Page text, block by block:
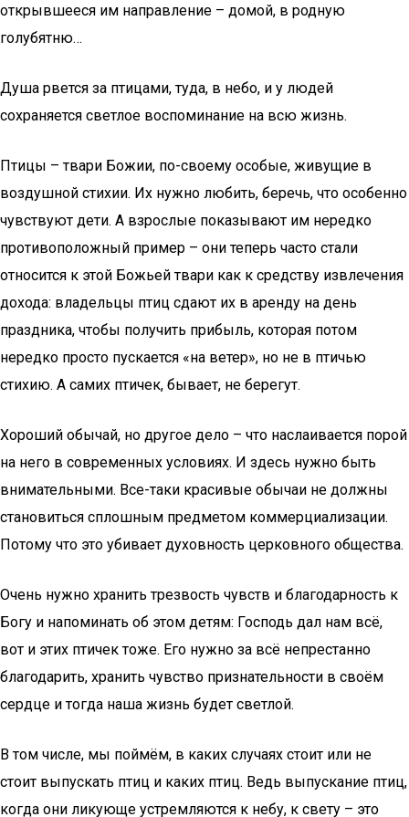
открывшееся им направление – домой, в родную
голубятню…
Душа рвется за птицами, туда, в небо, и у людей
сохраняется светлое воспоминание на всю жизнь.
Птицы – твари Божии, по-своему особые, живущие в
воздушной стихии. Их нужно любить, беречь, что особенно
чувствуют дети. А взрослые показывают им нередко
противоположный пример – они теперь часто стали
относится к этой Божьей твари как к средству извлечения
дохода: владельцы птиц сдают их в аренду на день
праздника, чтобы получить прибыль, которая потом
нередко просто пускается «на ветер», но не в птичью
стихию. А самих птичек, бывает, не берегут.
Хороший обычай, но другое дело – что наслаивается порой
на него в современных условиях. И здесь нужно быть
внимательными. Все-таки красивые обычаи не должны
становиться сплошным предметом коммерциализации.
Потому что это убивает духовность церковного общества.
Очень нужно хранить трезвость чувств и благодарность к
Богу и напоминать об этом детям: Господь дал нам всё,
вот и этих птичек тоже. Его нужно за всё непрестанно
благодарить, хранить чувство признательности в своём
сердце и тогда наша жизнь будет светлой.
В том числе, мы поймём, в каких случаях стоит или не
стоит выпускать птиц и каких птиц. Ведь выпускание птиц,
когда они ликующе устремляются к небу, к свету – это